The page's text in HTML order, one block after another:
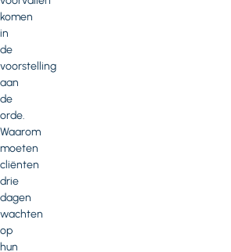
komen
in
de
voorstelling
aan
de
orde.
Waarom
moeten
cliënten
drie
dagen
wachten
op
hun